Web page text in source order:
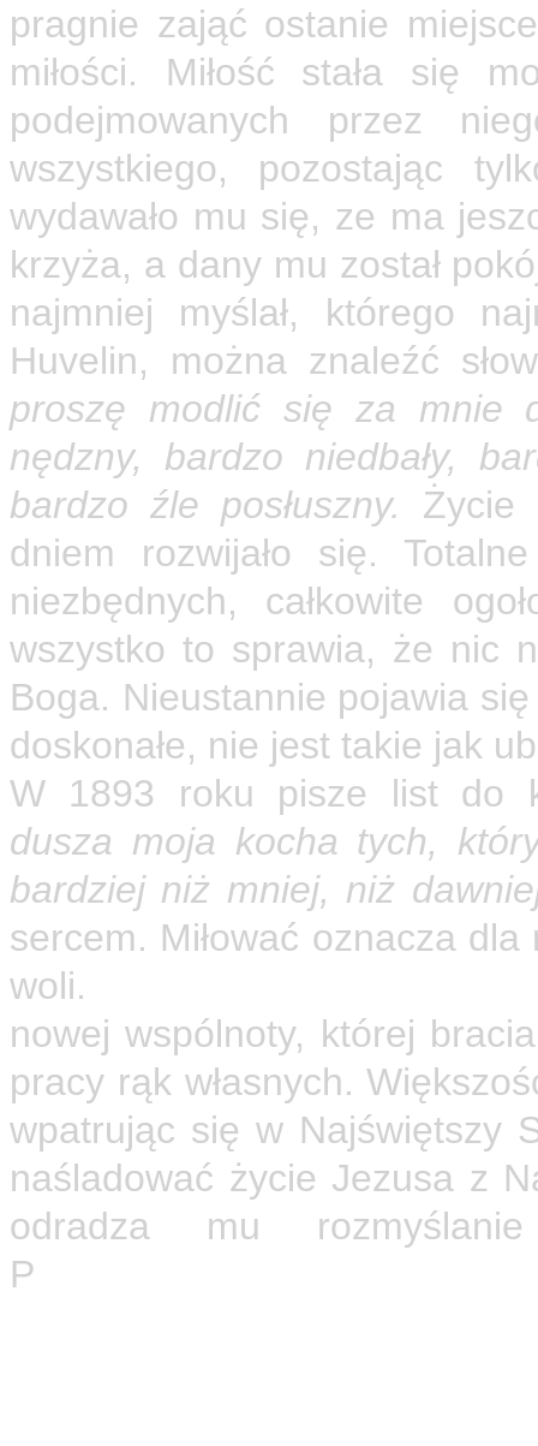
pragnie zająć ostanie
miłości. Miłość stała się
podejmowanych przez
wszystkiego, pozostając
wydawało mu się, ze ma
krzyża, a dany mu został
najmniej myślał, którego
Huvelin, można znaleźć
proszę modlić się za mnie
nędzny, bardzo niedbały,
bardzo źle posłuszny.
Życie
dniem rozwijało się.
niezbędnych, całkowite
wszystko to sprawia, że nic
Boga. Nieustannie pojawia
doskonałe, nie jest takie jak
W 1893 roku pisze list do
dusza moja kocha tych,
bardziej niż mniej, niż
sercem. Miłować oznacza
woli.
nowej wspólnoty, której
pracy rąk własnych.
wpatrując się w Najświętszy
naśladować życie Jezusa z
odradza mu
P